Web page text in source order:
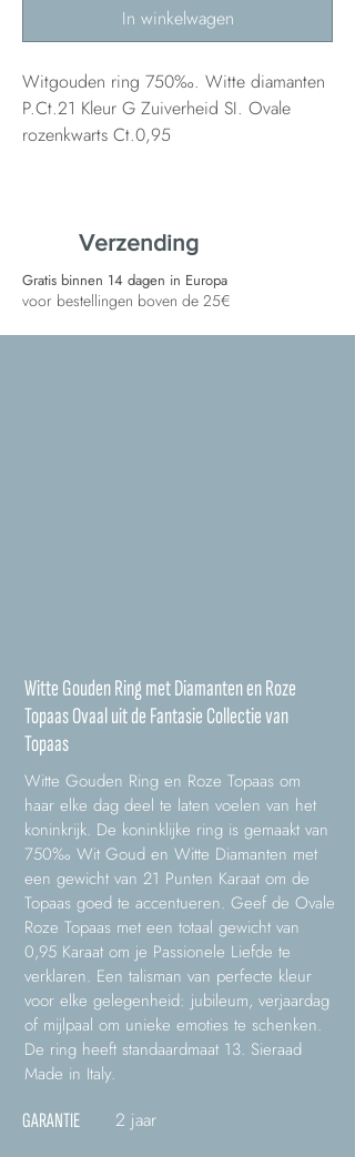
In winkelwagen
Witgouden ring 750‰. Witte diamanten
P.Ct.21 Kleur G Zuiverheid SI. Ovale
rozenkwarts Ct.0,95
Verzending
Gratis binnen 14 dagen in Europa
voor bestellingen boven de 25€
Witte Gouden Ring met Diamanten en Roze
Topaas Ovaal uit de Fantasie Collectie van
Topaas
Witte Gouden Ring en Roze Topaas om
haar elke dag deel te laten voelen van het
koninkrijk. De koninklijke ring is gemaakt van
750‰ Wit Goud en Witte Diamanten met
een gewicht van 21 Punten Karaat om de
Topaas goed te accentueren. Geef de Ovale
Roze Topaas met een totaal gewicht van
0,95 Karaat om je Passionele Liefde te
verklaren. Een talisman van perfecte kleur
voor elke gelegenheid: jubileum, verjaardag
of mijlpaal om unieke emoties te schenken.
De ring heeft standaardmaat 13. Sieraad
Made in Italy.
GARANTIE 2 jaar